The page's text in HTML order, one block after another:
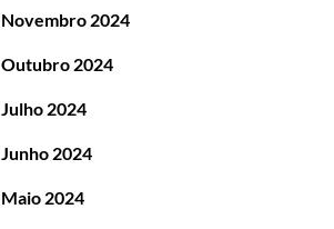
Novembro 2024
Outubro 2024
Julho 2024
Junho 2024
Maio 2024